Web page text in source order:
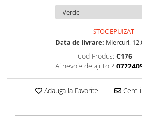
STOC EPUIZAT
Data de livrare: Miercuri,
Cod Produs: C176
Ai nevoie de ajutor?
Adauga la Favorite Cere